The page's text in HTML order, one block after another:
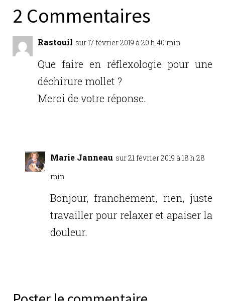
b
o
o
k
r dI
n
er
2 Commentaires
Rastouil sur 17 février 2019 à 20 h 40 min
Que faire en réflexologie pour une
déchirure mollet ?
Merci de votre réponse.
Marie Janneau sur 21 février 2019 à 18 h 28
min
Bonjour, franchement, rien, juste
travailler pour relaxer et apaiser la
douleur.